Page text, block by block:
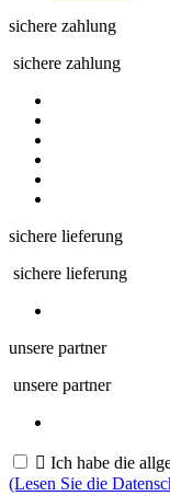
sichere zahlung
sichere zahlung
sichere lieferung
sichere lieferung
unsere partner
unsere partner
 Ich habe die
(Lesen Sie die